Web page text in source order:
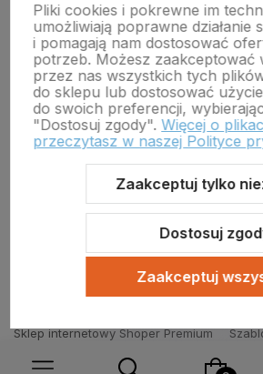
Wojewódzki Inspektorat Weterynarii w Zielonej
ul. Botaniczna 14 65-306 Zielona Góra
tel. 68 453 73 00 tel. 68 453 73 01
email:zielonagora.wiw@wet.zgora.pl
GŁÓWNY INSPEKTORAT WETERYNARII
Sklep internetowy Shoper Premium
Pliki cookies i pokrewne im
umożliwiają poprawne działanie
i pomagają nam dostosować
potrzeb. Możesz zaakceptować
przez nas wszystkich tych
do sklepu lub dostosować
do swoich preferencji,
"Dostosuj zgody". Więcej o
przeczytasz w naszej Polityce
Zaakceptuj tylko
Dostosuj
Zaakceptuj